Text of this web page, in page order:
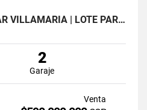
VENTA LOTE EL PALMAR VILLAMARÍA | LOTE PARA CONSTRUIR
2
Garaje
Venta